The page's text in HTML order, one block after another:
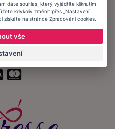
v kontaktu.
platby:
dáte souhlas, který vyjádříte kliknutím
kdykoliv změnit přes „Nastavení
získáte na stránce Zpracování cookies
vše